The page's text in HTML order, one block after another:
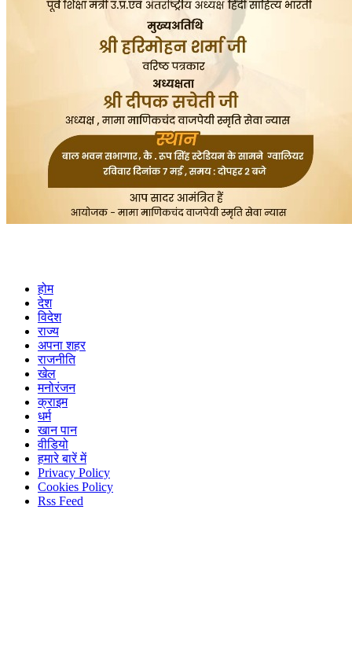
होम
देश
विदेश
राज्य
अपना शहर
राजनीति
खेल
मनोरंजन
क्राइम
धर्म
खान पान
वीडियो
हमारे बारें में
Privacy Policy
Cookies Policy
Rss Feed